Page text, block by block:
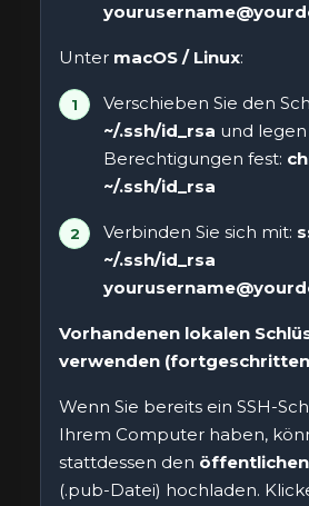
Unter macOS / Linux:
Verschieben Sie den
~/.ssh/id_rsa und legen
Berechtigungen fest:
~/.ssh/id_rsa
Verbinden Sie sich mit:
~/.ssh/id_rsa
Vorhandenen lokalen
verwenden
Wenn Sie bereits ein SSH-
Ihrem Computer haben,
stattdessen den
(.pub-Datei) hochladen.